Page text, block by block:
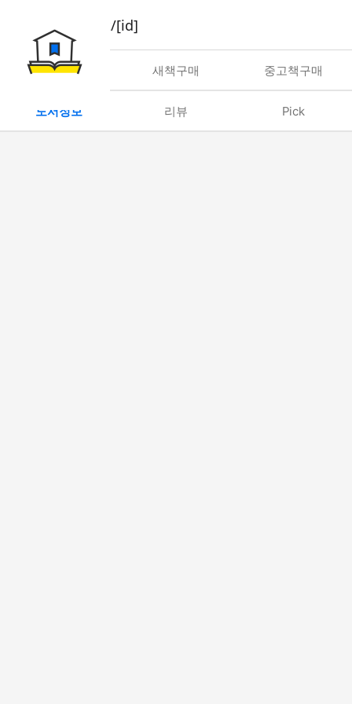
book/rent/[id]
대여 새책구매 중고책구매
도서정보 리뷰 Pick